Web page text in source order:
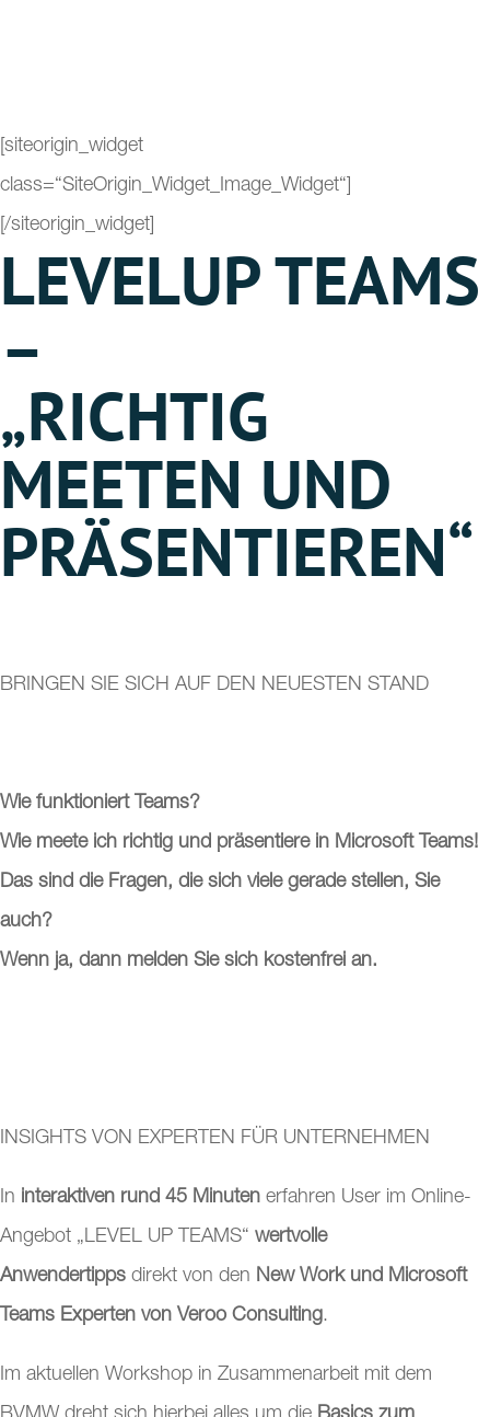
[siteorigin_widget
class=“SiteOrigin_Widget_Image_Widget“]
[/siteorigin_widget]
LEVELUP TEAMS
–
„RICHTIG
MEETEN UND
PRÄSENTIEREN“
BRINGEN SIE SICH AUF DEN NEUESTEN STAND
Wie funktioniert Teams?
Wie meete ich richtig und präsentiere in Microsoft Teams!
Das sind die Fragen, die sich viele gerade stellen, Sie
auch?
Wenn ja, dann melden Sie sich kostenfrei an.
INSIGHTS VON EXPERTEN FÜR UNTERNEHMEN
In interaktiven rund 45 Minuten erfahren User im Online-
Angebot „LEVEL UP TEAMS“ wertvolle
Anwendertipps direkt von den New Work und Microsoft
Teams Experten von Veroo Consulting.
Im aktuellen Workshop in Zusammenarbeit mit dem